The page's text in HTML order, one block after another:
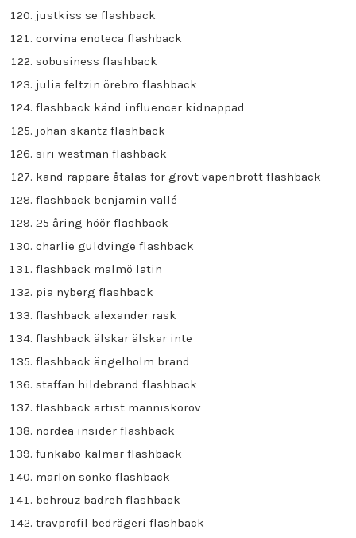
justkiss se flashback
corvina enoteca flashback
sobusiness flashback
julia feltzin örebro flashback
flashback känd influencer kidnappad
johan skantz flashback
siri westman flashback
känd rappare åtalas för grovt vapenbrott flashback
flashback benjamin vallé
25 åring höör flashback
charlie guldvinge flashback
flashback malmö latin
pia nyberg flashback
flashback alexander rask
flashback älskar älskar inte
flashback ängelholm brand
staffan hildebrand flashback
flashback artist människorov
nordea insider flashback
funkabo kalmar flashback
marlon sonko flashback
behrouz badreh flashback
travprofil bedrägeri flashback